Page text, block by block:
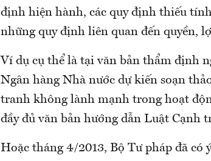
định hiện hành, các quy định thiếu
những quy định liên quan đến quyền,
Ví dụ cụ thể là tại văn bản thẩm định
Ngân hàng Nhà nước dự kiến soạn
tranh không lành mạnh trong hoạt
đầy đủ văn bản hướng dẫn Luật Cạnh
Hoặc tháng 4/2013, Bộ Tư pháp đã